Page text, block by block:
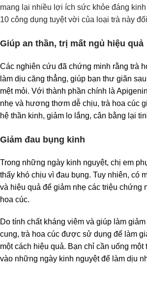
mang lại nhiều lợi ích sức khỏe đáng
10 công dụng tuyệt vời của loại trà này
Giúp an thần, trị mất ngủ hiệu quả
Các nghiên cứu đã chứng minh rằng trà
làm dịu căng thẳng, giúp bạn thư giãn
mệt mỏi. Với thành phần chính là
nhẹ và hương thơm dễ chịu, trà hoa cúc
hệ thần kinh, giảm lo lắng, cân bằng lại
Giảm đau bụng kinh
Trong những ngày kinh nguyệt, chị em
thấy khó chịu vì đau bụng. Tuy nhiên, có
và hiệu quả để giảm nhẹ các triệu chứng
hoa cúc.
Do tính chất kháng viêm và giúp làm
cung, trà hoa cúc được sử dụng để làm
một cách hiệu quả. Bạn chỉ cần uống một
vào những ngày kinh nguyệt để làm dịu